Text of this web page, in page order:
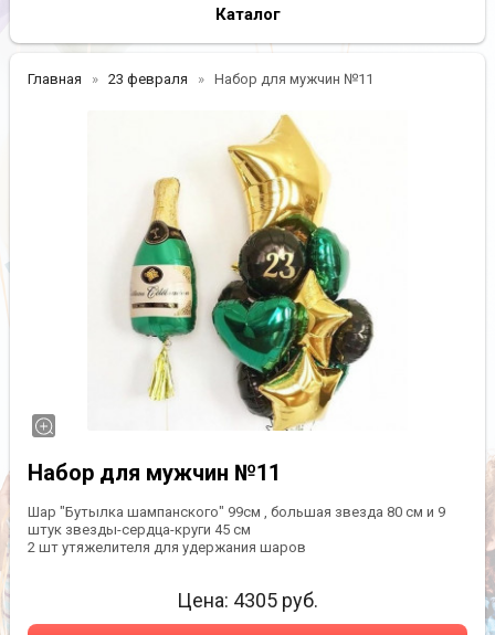
Каталог
Главная 23 февраля Набор для мужчин №11
Набор для мужчин №11
Шар "Бутылка шампанского" 99см , большая звезда 80 см и 9
штук звезды-сердца-круги 45 см
2 шт утяжелителя для удержания шаров
Цена: 4305 руб.